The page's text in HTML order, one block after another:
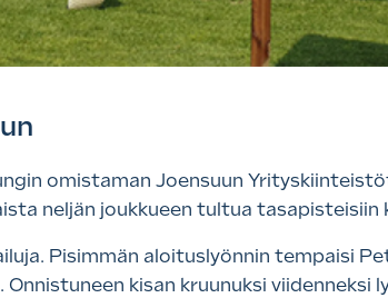
omistaman Joensuun
neljän joukkueen tultua tasapisteisiin
Pisimmän aloituslyönnin tempaisi
Onnistuneen kisan kruunuksi